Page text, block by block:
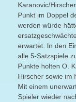
Karanovic/
Punkt im Doppel
werden würde
erwartet. In den
alle 5-Satzspiele
Punkte holten O.
Hirscher sowie im
Mit einem
Spieler wieder